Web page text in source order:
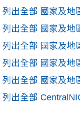
列出全部 國家及地
列出全部 國家及地
列出全部 國家及地
列出全部 國家及地
列出全部 國家及地
列出全部